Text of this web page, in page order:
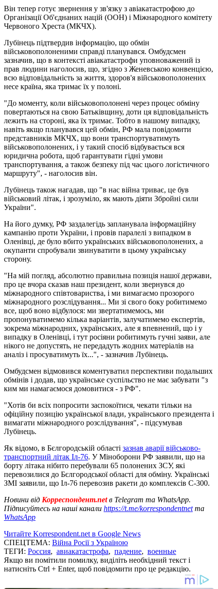
Він тепер готує звернення у зв'язку з авіакатастрофою до
Організації Об'єднаних націй (ООН) і Міжнародного комітету
Червоного Хреста (МКЧХ).
Лубінець підтвердив інформацію, що обмін
військовополоненими справді планувався. Омбудсмен
зазначив, що в контексті авіакатастрофи уповноважений із
прав людини наголосив, що, згідно з Женевською конвенцією,
всю відповідальність за життя, здоров'я військовополонених
несе країна, яка тримає їх у полоні.
"До моменту, коли військовополонені через процес обміну
повертаються на свою Батьківщину, доти ця відповідальність
лежить на стороні, яка їх тримає. Тобто в нашому випадку,
навіть якщо планувався цей обмін, РФ мала повідомити
представників МКЧХ, що вони транспортуватимуть
військовополонених, і у такий спосіб відбувається вся
юридична робота, щоб гарантувати гідні умови
транспортування, а також безпеку під час цього логістичного
маршруту", - наголосив він.
Лубінець також нагадав, що "в нас війна триває, це був
військовий літак, і зрозуміло, як мають діяти Збройні сили
України".
На його думку, РФ заздалегідь запланувала інформаційну
кампанію проти України, і провів паралелі з випадком в
Оленівці, де було вбито українських військовополонених, а
окупанти спробували звинуватити в цьому українську
сторону.
"На мій погляд, абсолютно правильна позиція нашої держави,
про це вчора сказав наш президент, коли звернувся до
міжнародного співтовариства, і ми вимагаємо прозорого
міжнародного розслідування... Ми зі свого боку робитимемо
все, щоб воно відбулося: ми звертатимемось, ми
пропонуватимемо кілька варіантів, залучатимемо експертів,
зокрема міжнародних, українських, але я впевнений, що і у
випадку в Оленівці, і тут росіяни робитимуть гучні заяви, але
нікого не допустять, не передадуть жодних матеріалів на
аналіз і просуватимуть їх...", - зазначив Лубінець.
Омбудсмен відмовився коментуватил перспективи подальших
обмінів і додав, що українське суспільство не має забувати "з
ким ми намагаємося домовитися - з РФ".
"Хотів би всіх попросити заспокоїтися, чекати тільки на
офіційну позицію української влади, українського президента і
вимагати міжнародного розслідування", - підсумував
Лубінець.
Як відомо, в Бєлгородській області зазнав аварії військово-
транспортний літак Іл-76. У Міноборони РФ заявили, що на
борту літака нібито перебували 65 полонених ЗСУ, які
перевозилися до Бєлгородської області для обміну. Українські
ЗМІ заявили, що Іл-76 перевозив ракети до комплексів С-300.
Новини від Корреспондент.netв Telegram та WhatsApp.
Підписуйтесь на наші канали https://t.me/korrespondentnetта
WhatsApp
Читайте Korrespondent.net в Google News
СПЕЦТЕМА: Війна Росії з Україною
ТЕГИ: Россия, авиакатастрофа, падение, военные
Якщо ви помітили помилку, виділіть необхідний текст і
натисніть Ctrl + Enter, щоб повідомити про це редакцію.